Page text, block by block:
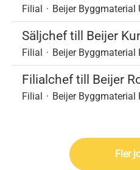
Filial · Beijer Byggmaterial
Säljchef till Beijer
Filial · Beijer Byggmaterial
Filialchef till Beijer
Filial · Beijer Byggmaterial
Fler